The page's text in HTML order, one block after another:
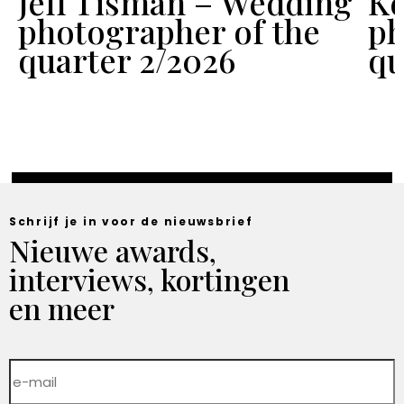
photographer of the
quarter 2/2026
Schrijf je in voor de nieuwsbrief
Nieuwe awards,
interviews, kortingen
en meer